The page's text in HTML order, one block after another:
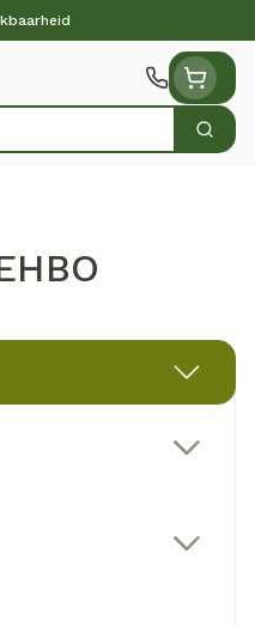
Zoek